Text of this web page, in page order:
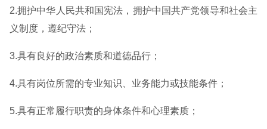
2.拥护中华人民共和国宪法，拥护中国共产党领导和社会主
义制度，遵纪守法；
3.具有良好的政治素质和道德品行；
4.具有岗位所需的专业知识、业务能力或技能条件；
5.具有正常履行职责的身体条件和心理素质；